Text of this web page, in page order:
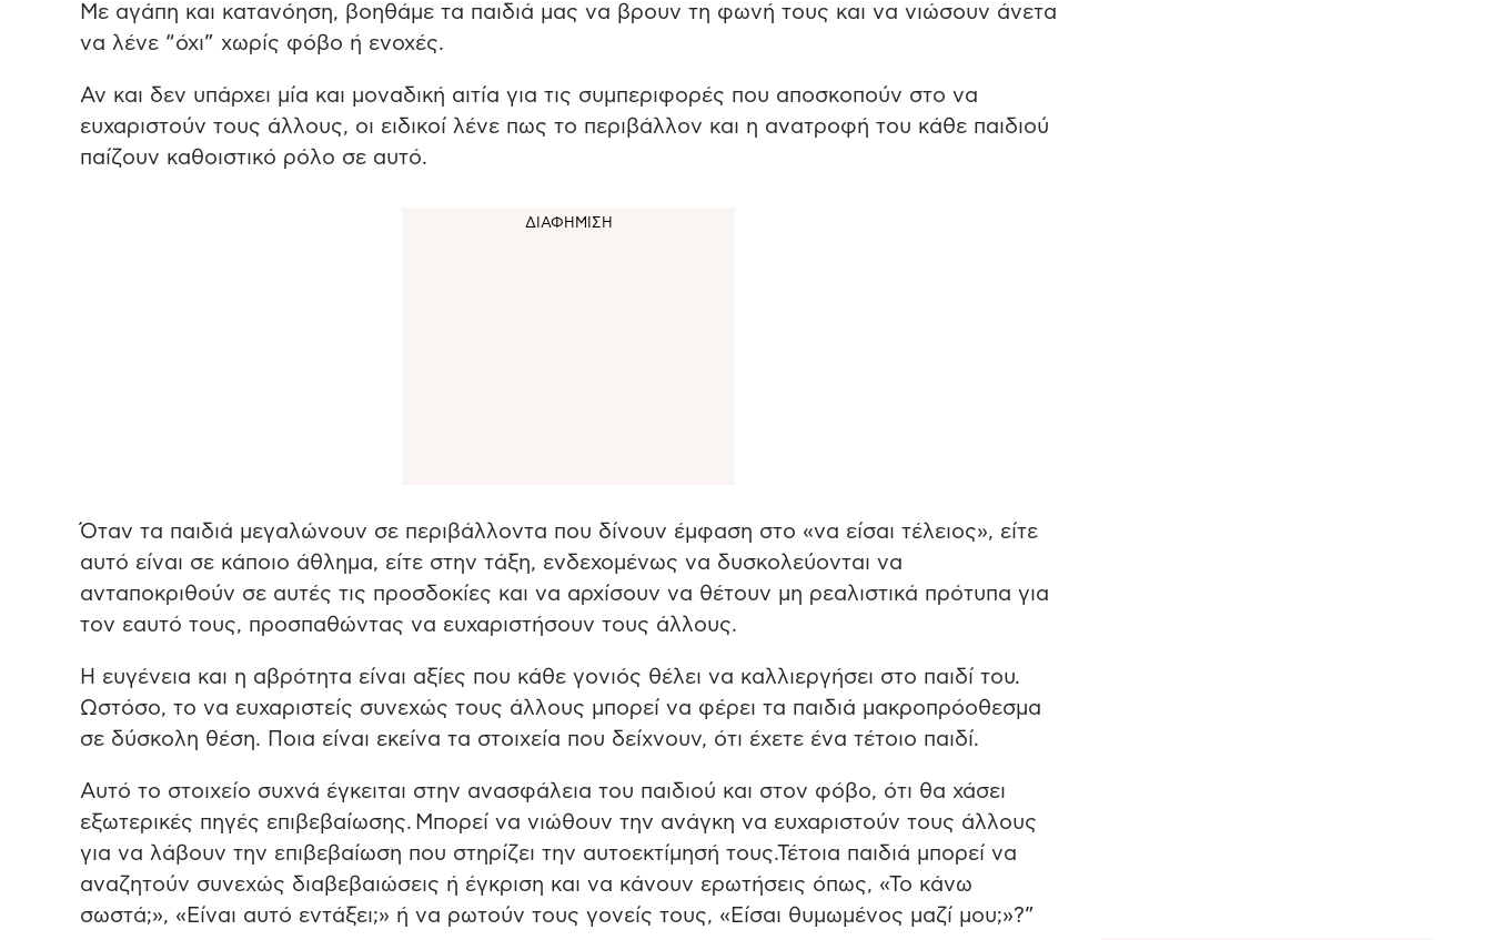
Με αγάπη και κατανόηση, βοηθάμε τα παιδιά μας να βρουν τη φωνή τους και να νιώσουν άνετα
να λένε “όχι” χωρίς φόβο ή ενοχές.
Αν και δεν υπάρχει μία και μοναδική αιτία για τις συμπεριφορές που αποσκοπούν στο να
ευχαριστούν τους άλλους, οι ειδικοί λένε πως το περιβάλλον και η ανατροφή του κάθε παιδιού
παίζουν καθοιστικό ρόλο σε αυτό.
Όταν τα παιδιά μεγαλώνουν σε περιβάλλοντα που δίνουν έμφαση στο «να είσαι τέλειος», είτε
αυτό είναι σε κάποιο άθλημα, είτε στην τάξη, ενδεχομένως να δυσκολεύονται να
ανταποκριθούν σε αυτές τις προσδοκίες και να αρχίσουν να θέτουν μη ρεαλιστικά πρότυπα για
τον εαυτό τους, προσπαθώντας να ευχαριστήσουν τους άλλους.
Η ευγένεια και η αβρότητα είναι αξίες που κάθε γονιός θέλει να καλλιεργήσει στο παιδί του.
Ωστόσο, το να ευχαριστείς συνεχώς τους άλλους μπορεί να φέρει τα παιδιά μακροπρόοθεσμα
σε δύσκολη θέση. Ποια είναι εκείνα τα στοιχεία που δείχνουν, ότι έχετε ένα τέτοιο παιδί.
Αυτό το στοιχείο συχνά έγκειται στην ανασφάλεια του παιδιού και στον φόβο, ότι θα χάσει
εξωτερικές πηγές επιβεβαίωσης. Μπορεί να νιώθουν την ανάγκη να ευχαριστούν τους άλλους
για να λάβουν την επιβεβαίωση που στηρίζει την αυτοεκτίμησή τους.Τέτοια παιδιά μπορεί να
αναζητούν συνεχώς διαβεβαιώσεις ή έγκριση και να κάνουν ερωτήσεις όπως, «Το κάνω
σωστά;», «Είναι αυτό εντάξει;» ή να ρωτούν τους γονείς τους, «Είσαι θυμωμένος μαζί μου;»?”